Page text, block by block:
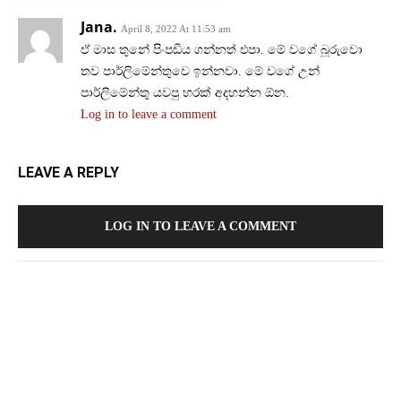
Jana. April 8, 2022 At 11:53 am
ඒ මාස තුනේ පිංපඩිය ගන්නත් එපා. මේ වගේ බූරුවො
තව පාර්ලිමේන්තුවෙ ඉන්නවා. මේ වගේ උන්
පාර්ලිමේන්තු යවපු හරක් අදහන්න ඕන.
Log in to leave a comment
LEAVE A REPLY
LOG IN TO LEAVE A COMMENT